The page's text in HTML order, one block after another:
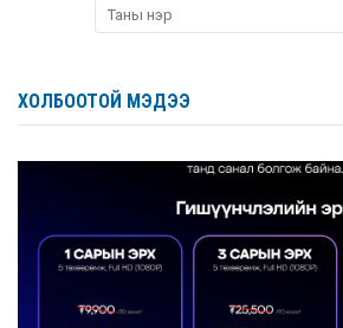
ХОЛБООТОЙ МЭДЭЭ